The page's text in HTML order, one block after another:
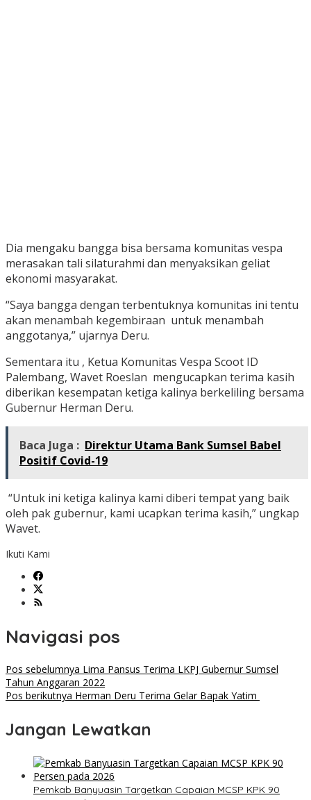
Dia mengaku bangga bisa bersama komunitas vespa
merasakan tali silaturahmi dan menyaksikan geliat
ekonomi masyarakat.
“Saya bangga dengan terbentuknya komunitas ini tentu
akan menambah kegembiraan untuk menambah
anggotanya,” ujarnya Deru.
Sementara itu , Ketua Komunitas Vespa Scoot ID
Palembang, Wavet Roeslan mengucapkan terima kasih
diberikan kesempatan ketiga kalinya berkeliling bersama
Gubernur Herman Deru.
Baca Juga : Direktur Utama Bank Sumsel Babel
Positif Covid-19
“Untuk ini ketiga kalinya kami diberi tempat yang baik
oleh pak gubernur, kami ucapkan terima kasih,” ungkap
Wavet.
Ikuti Kami
Navigasi pos
Pos sebelumnya Lima Pansus Terima LKPJ Gubernur Sumsel
Tahun Anggaran 2022
Pos berikutnya Herman Deru Terima Gelar Bapak Yatim
Jangan Lewatkan
Pemkab Banyuasin Targetkan Capaian MCSP KPK 90